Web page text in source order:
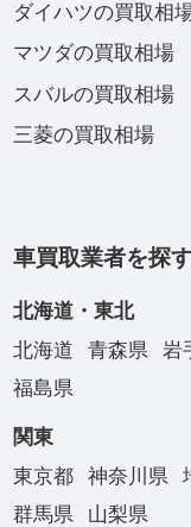
ダイハツの買取相
マツダの買取相場
スバルの買取相場
三菱の買取相場
車買取業者を探
北海道・東北
北海道
青森県 岩
福島県
関東
東京都
神奈川県
群馬県
山梨県